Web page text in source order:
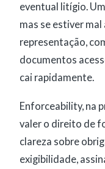
eventual litígio.
mas se estiver
representação,
documentos
cai rapidamente.
Enforceability, na
valer o direito de
clareza sobre
exigibilidade,